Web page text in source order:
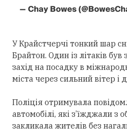
— Chay Bowes
У Крайстчерчі тонкий шар
Брайтон. Один із літаків
захід на посадку в
міста через сильний вітер і
Поліція отримувала
автомобілі, які з’їжджали з
закликала жителів без